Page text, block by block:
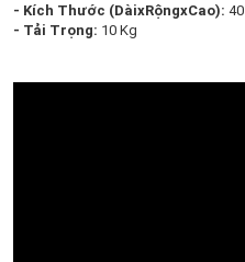
- Kích Thước (DàixRộngxCao):
- Tải Trọng: 10 Kg